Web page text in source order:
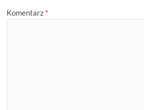
Komentarz *